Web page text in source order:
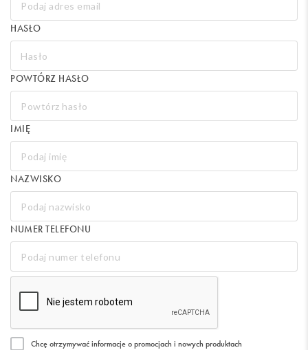
HASŁO
POWTÓRZ HASŁO
IMIĘ
NAZWISKO
NUMER TELEFONU
Chcę otrzymywać informacje o promocjach i nowych produktach